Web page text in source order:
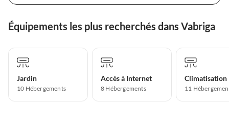
Équipements les plus recherchés dans Vabriga
Jardin
10 Hébergements
Accès à Internet
8 Hébergements
Climatisation
11